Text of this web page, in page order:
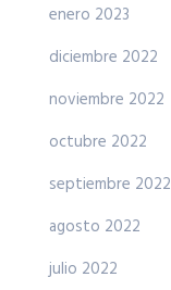
enero 2023
diciembre 2022
noviembre 2022
octubre 2022
septiembre 2022
agosto 2022
julio 2022